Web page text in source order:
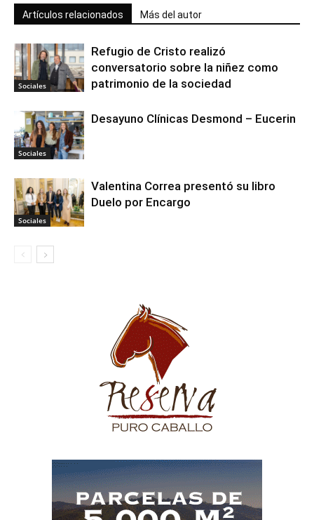
Artículos relacionados Más del autor
Sociales
Refugio de Cristo realizó
conversatorio sobre la niñez como
patrimonio de la sociedad
Sociales
Desayuno Clínicas Desmond – Eucerin
Sociales
Valentina Correa presentó su libro
Duelo por Encargo